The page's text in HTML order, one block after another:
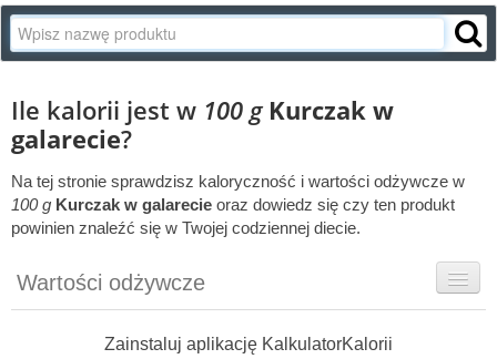
Ile kalorii jest w 100 g Kurczak w
galarecie?
Na tej stronie sprawdzisz kaloryczność i wartości odżywcze w
100 g Kurczak w galarecie oraz dowiedz się czy ten produkt
powinien znaleźć się w Twojej codziennej diecie.
Wartości odżywcze
Zainstaluj aplikację KalkulatorKalorii